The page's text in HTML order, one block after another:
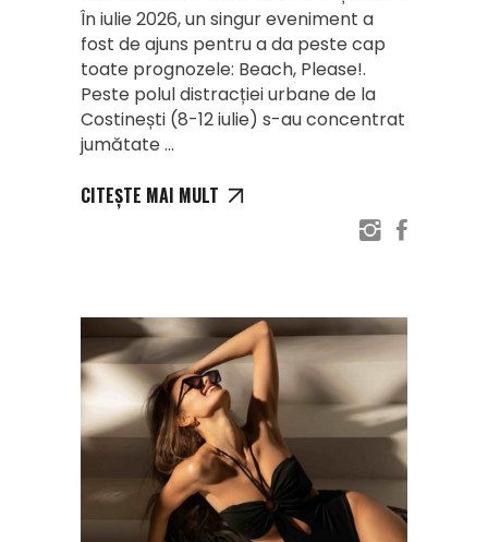
În iulie 2026, un singur eveniment a
fost de ajuns pentru a da peste cap
toate prognozele: Beach, Please!.
Peste polul distracției urbane de la
Costinești (8-12 iulie) s-au concentrat
jumătate
CITEȘTE MAI MULT